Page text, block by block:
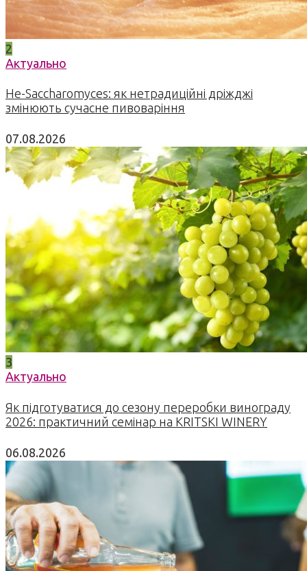
2
Актуально
Не-Saccharomyces: як нетрадиційні дріжджі
змінюють сучасне пивоваріння
07.08.2026
3
Актуально
Як підготуватися до сезону переробки винограду
2026: практичний семінар на KRITSKI WINERY
06.08.2026